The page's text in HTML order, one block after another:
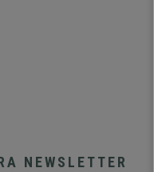
NEWSLETTER